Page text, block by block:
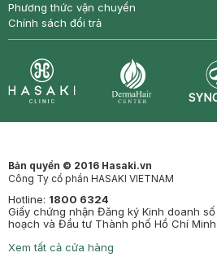
Phương thức vận chuyển
Chính sách đổi trả
Bản quyền © 2016 Hasaki.vn
Công Ty cổ phần HASAKI VIETNAM
Hotline: 1800 6324
Giấy chứng nhận Đăng ký Kinh doanh số
hoạch và Đầu tư Thành phố Hồ Chí Minh
Xem tất cả cửa hàng